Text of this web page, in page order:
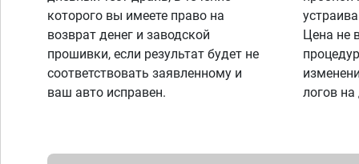
которого вы имеете право на
возврат денег и заводской
прошивки, если результат будет не
соответствовать заявленному и
ваш авто исправен.
Цена не
логов на